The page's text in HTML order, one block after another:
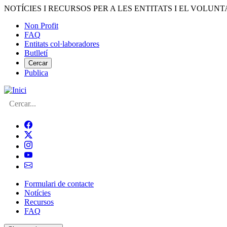
Vés
contingut
NOTÍCIES I RECURSOS PER A LES ENTITATS I EL
Menú
del
compte
d'usuari
Non Profit
FAQ
Entitats col·laboradores
Butlletí
Cercar
Publica
Cerca
Navegació
principal
de
Formulari de contacte
Notícies
Recursos
FAQ